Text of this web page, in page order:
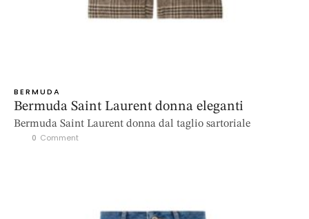
BERMUDA
Bermuda Saint Laurent donna eleganti
Bermuda Saint Laurent donna dal taglio sartoriale
0 Comment